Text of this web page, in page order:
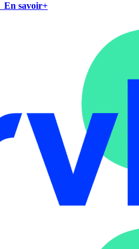
En savoir+